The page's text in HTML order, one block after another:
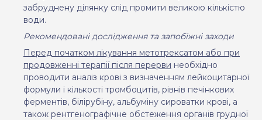
забруднену ділянку слід промити великою кількістю
води.
Рекомендовані дослідження та запобіжні заходи
Перед початком лікування метотрексатом або при
продовженні терапії після перерви необхідно
проводити аналіз крові з визначенням лейкоцитарної
формули і кількості тромбоцитів, рівнів печінкових
ферментів, білірубіну, альбуміну сироватки крові, а
також рентгенографічне обстеження органів грудної